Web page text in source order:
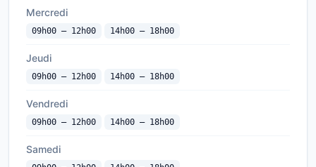
Mercredi
09h00 — 12h00 14h00 — 18h00
Jeudi
09h00 — 12h00 14h00 — 18h00
Vendredi
09h00 — 12h00 14h00 — 18h00
Samedi